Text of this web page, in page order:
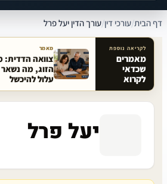
דף הבית/עורכי דין/עורך הדין יעל פרל
מאמרים קשורים באתר
לקריאה נוספת
מאמרים
שכדאי
לקרוא
מאמר
צוואה הדדית:
הזוג, מה נשאר
עלול להיכשל
יעל פרל